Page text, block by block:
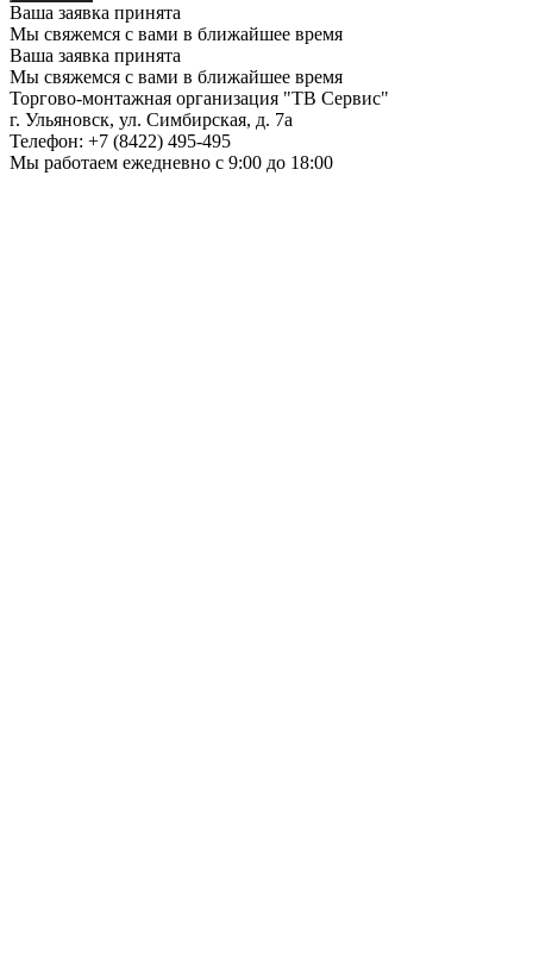
Ваша заявка принята
Мы свяжемся с вами в ближайшее время
Ваша заявка принята
Мы свяжемся с вами в ближайшее время
Торгово-монтажная организация "ТВ Сервис"
г. Ульяновск, ул. Симбирская, д. 7а
Телефон: +7 (8422) 495-495
Мы работаем ежедневно с 9:00 до 18:00